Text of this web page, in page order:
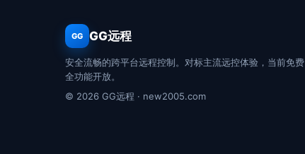
GG GG远程
安全流畅的跨平台远程控制。对标主流远控体验，当前免费
全功能开放。
© 2026 GG远程 · new2005.com